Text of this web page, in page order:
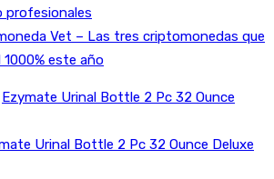
profesionales
Vet – Las tres criptomonedas que
este año
Ezymate Urinal Bottle 2 Pc 32 Ounce
Urinal Bottle 2 Pc 32 Ounce Deluxe